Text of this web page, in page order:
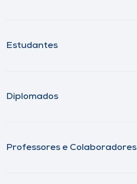
Estudantes
Diplomados
Professores e Colaboradores